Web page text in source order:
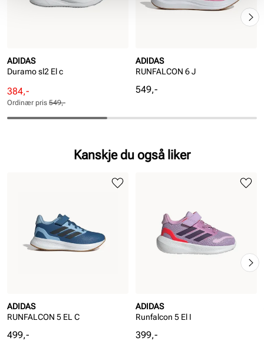
ADIDAS
Duramo sl2 El c
Rabattert
pris
Pris
384,-
Ordinær
pris
Pris
Ordinær pris 549,-
ADIDAS
RUNFALCON 6 J
Pris
549,-
Kanskje du også liker
ADIDAS
RUNFALCON 5 EL C
Pris
499,-
ADIDAS
Runfalcon 5 El I
Pris
399,-